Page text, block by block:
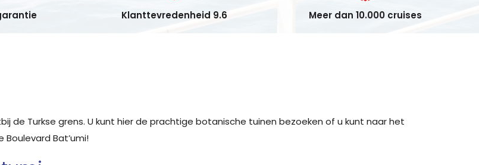
Klanttevredenheid 9.6 Meer dan 10.000 cruises
de Turkse grens. U kunt hier de prachtige botanische tuinen bezoeken of u kunt naar het
Bat’umi!